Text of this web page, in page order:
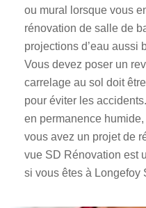
ou mural lorsque vous
rénovation de salle de
projections d’eau aussi
Vous devez poser un
carrelage au sol doit
pour éviter les
en permanence
vous avez un projet de
vue SD Rénovation est
si vous êtes à Longefoy